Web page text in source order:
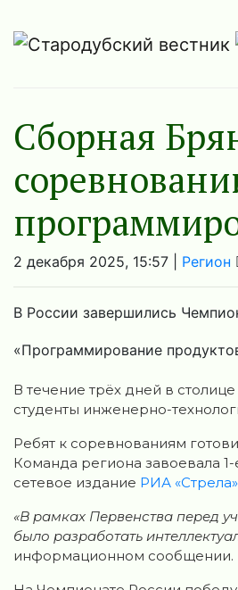
Сборная
2 декабря 2025, 15:57 | Регион
В России завершились
«Программирование
В течение трёх дней в
студенты инженерно-
Ребят к соревнованиям
Команда региона завоевала
сетевое издание РИА «Стрела»
«В рамках Первенства перед
было разработать
информационном сообщении.